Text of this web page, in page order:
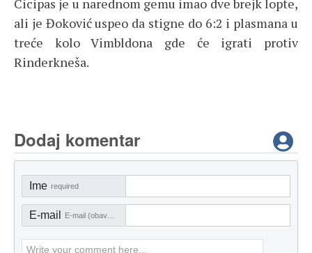
ali je Đoković uspeo da stigne do 6:2 i plasmana u
treće kolo Vimbldona gde će igrati protiv
Rinderkneša.
Dodaj komentar
Ime required
E-mail